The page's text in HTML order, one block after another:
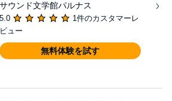
サウンド文学館パルナス
5.0
1件のカスタマーレ
ビュー
無料体験を試す